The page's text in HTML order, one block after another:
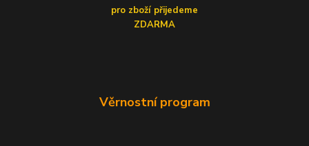
pro zboží přijedeme
ZDARMA
Věrnostní program